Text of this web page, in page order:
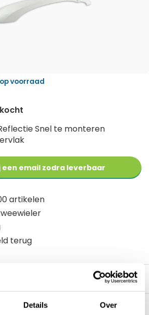
Details Over
voorraad
Snel te monteren
een email zodra leverbaar
artikelen
terug
0/10